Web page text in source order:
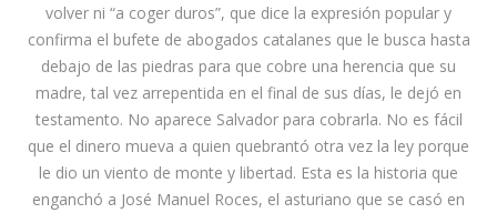
volver ni “a coger duros”, que dice la expresión popular y
confirma el bufete de abogados catalanes que le busca hasta
debajo de las piedras para que cobre una herencia que su
madre, tal vez arrepentida en el final de sus días, le dejó en
testamento. No aparece Salvador para cobrarla. No es fácil
que el dinero mueva a quien quebrantó otra vez la ley porque
le dio un viento de monte y libertad. Esta es la historia que
enganchó a José Manuel Roces, el asturiano que se casó en